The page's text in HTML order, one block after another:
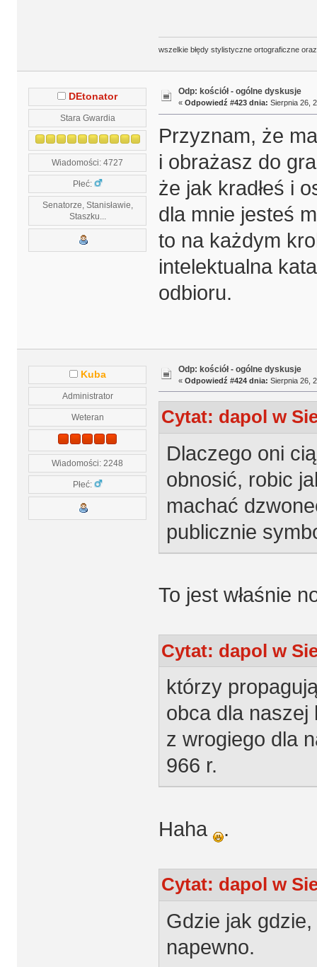
wszelkie błędy stylistyczne ortograficzne
DEtonator
Stara Gwardia
Wiadomości: 4727
Płeć:
Senatorze, Stanisławie,
Staszku...
Odp: kościół - ogólne dyskusje
« Odpowiedź #423 dnia: Sierpnia 26,
Przyznam, że
i obrażasz do
że jak kradłeś i
dla mnie jesteś
to na każdym
intelektualna
odbioru.
Kuba
Administrator
Weteran
Wiadomości: 2248
Płeć:
Odp: kościół - ogólne dyskusje
« Odpowiedź #424 dnia: Sierpnia 26,
Cytat: dapol w
Dlaczego oni
obnosić, robic
machać
publicznie
To jest właśnie
Cytat: dapol w
którzy
obca dla naszej
z wrogiego dla
966 r.
Haha .
Cytat: dapol w
Gdzie jak
napewno.